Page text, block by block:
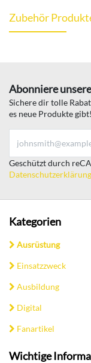
Zubehör
Abonniere
Sichere dir tolle
es neue Produkte gibt!
Geschützt durch
Datenschutzerklärung
Kategorien
Ausrüstung
Einsatzzweck
Ausbildung
Digital
Fanartikel
Wichtige